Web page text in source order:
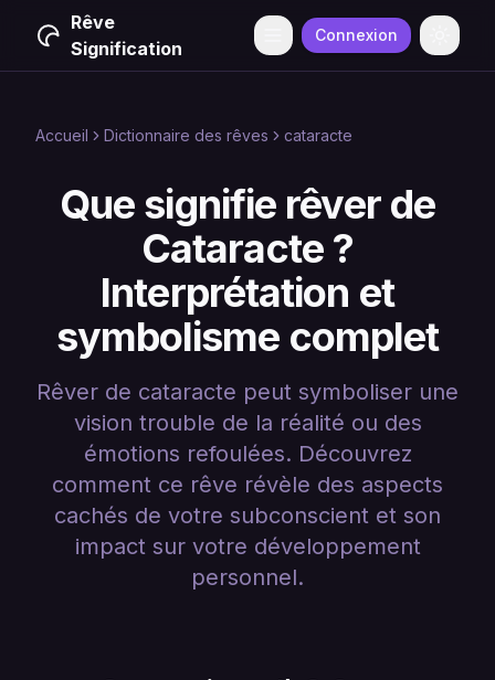
Rêve
Signification
Menu Connexion
Accueil Dictionnaire des rêves cataracte
Que signifie rêver de
Cataracte ?
Interprétation et
symbolisme complet
Rêver de cataracte peut symboliser une
vision trouble de la réalité ou des
émotions refoulées. Découvrez
comment ce rêve révèle des aspects
cachés de votre subconscient et son
impact sur votre développement
personnel.